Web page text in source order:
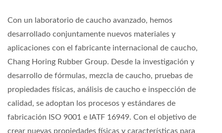
Con un laboratorio de caucho avanzado, hemos
desarrollado conjuntamente nuevos materiales y
aplicaciones con el fabricante internacional de caucho,
Chang Horing Rubber Group. Desde la investigación y
desarrollo de fórmulas, mezcla de caucho, pruebas de
propiedades físicas, análisis de caucho e inspección de
calidad, se adoptan los procesos y estándares de
fabricación ISO 9001 e IATF 16949. Con el objetivo de
crear nuevas propiedades físicas y características para